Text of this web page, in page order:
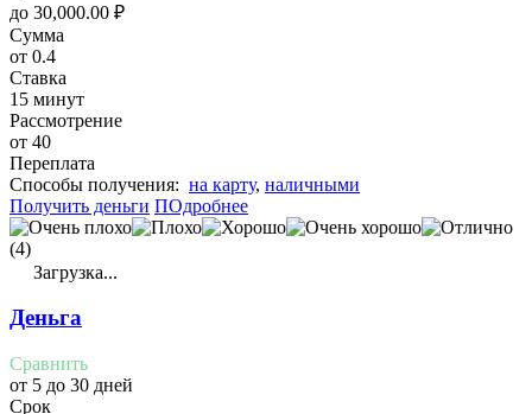
до 30,000.00 ₽
Сумма
от 0.4
Ставка
15 минут
Рассмотрение
от 40
Переплата
Cпособы получения: на карту, наличными
Получить деньги ПОдробнее
(4)
Загрузка...
Деньга
Сравнить
от 5 до 30 дней
Срок